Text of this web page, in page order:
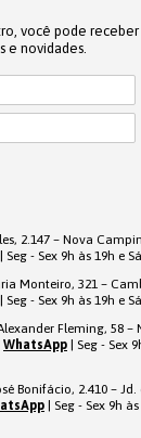
você pode
e novidades.
2.147 – Nova
| Seg - Sex 9h às 19h e
Monteiro, 321 –
| Seg - Sex 9h às 19h e
Fleming, 58
WhatsApp | Seg - Sex
Bonifácio, 2.410 –
| Seg - Sex 9h